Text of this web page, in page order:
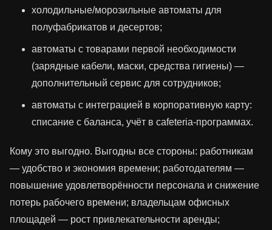
холодильные/морозильные автоматы для
полуфабрикатов и десертов;
автоматы с товарами первой необходимости
(зарядные кабели, маски, средства гигиены) —
дополнительный сервис для сотрудников;
автоматы с интеграцией в корпоративную карту:
списание с баланса, учёт в cafeteria‑программах.
Кому это выгодно. Выгодны все стороны: работникам
— удобство и экономия времени; работодателям —
повышение удовлетворённости персонала и снижение
потерь рабочего времени; владельцам офисных
площадей — рост привлекательности аренды;